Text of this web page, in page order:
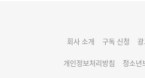
명동 미디어큐브 & 1898 미디
회사 소개 구독 신청
개인정보처리방침 청소년